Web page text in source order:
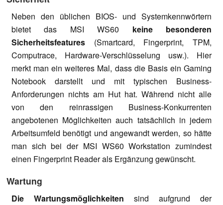
Neben den üblichen BIOS- und Systemkennwörtern
bietet das MSI WS60 keine besonderen
Sicherheitsfeatures (Smartcard, Fingerprint, TPM,
Computrace, Hardware-Verschlüsselung usw.). Hier
merkt man ein weiteres Mal, dass die Basis ein Gaming
Notebook darstellt und mit typischen Business-
Anforderungen nichts am Hut hat. Während nicht alle
von den reinrassigen Business-Konkurrenten
angebotenen Möglichkeiten auch tatsächlich in jedem
Arbeitsumfeld benötigt und angewandt werden, so hätte
man sich bei der MSI WS60 Workstation zumindest
einen Fingerprint Reader als Ergänzung gewünscht.
Wartung
Die Wartungsmöglichkeiten sind aufgrund der